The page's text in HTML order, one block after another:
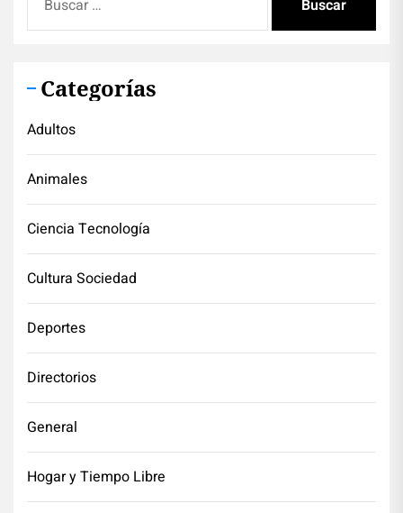
Categorías
Adultos
Animales
Ciencia Tecnología
Cultura Sociedad
Deportes
Directorios
General
Hogar y Tiempo Libre